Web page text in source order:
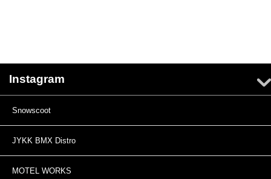
Instagram
Snowscoot
JYKK BMX Distro
MOTEL WORKS